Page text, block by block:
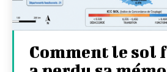
Comment le sol